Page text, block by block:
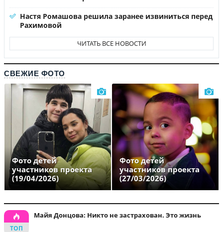
Настя Ромашова решила заранее извиниться перед
Рахимовой
ЧИТАТЬ ВСЕ НОВОСТИ
СВЕЖИЕ ФОТО
Фото детей
участников проекта
(19/04/2026)
Фото детей
участников проекта
(27/03/2026)
Майя Донцова: Никто не застрахован. Это жизнь